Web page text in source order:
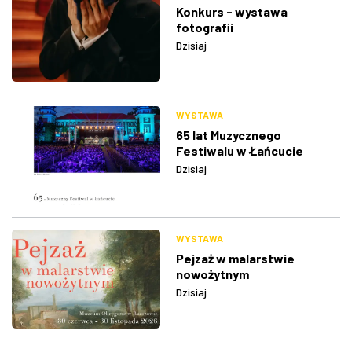
Konkurs - wystawa
fotografii
Dzisiaj
WYSTAWA
65 lat Muzycznego
Festiwalu w Łańcucie
Dzisiaj
WYSTAWA
Pejzaż w malarstwie
nowożytnym
Dzisiaj